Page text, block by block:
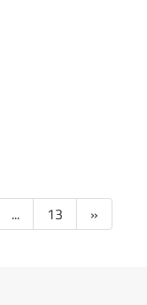
... 13 »